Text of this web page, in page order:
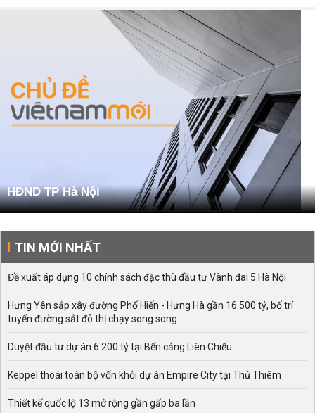
HĐND TP Hà Nội
TIN MỚI NHẤT
Đề xuất áp dụng 10 chính sách đặc thù đầu tư Vành đai 5 Hà Nội
Hưng Yên sắp xây đường Phố Hiến - Hưng Hà gần 16.500 tỷ, bố trí
tuyến đường sắt đô thị chạy song song
Duyệt đầu tư dự án 6.200 tỷ tại Bến cảng Liên Chiểu
Keppel thoái toàn bộ vốn khỏi dự án Empire City tại Thủ Thiêm
Thiết kế quốc lộ 13 mở rộng gần gấp ba lần